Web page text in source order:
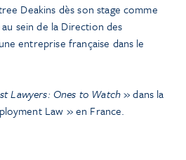
Deakins dès son stage comme
sein de la Direction des
entreprise française dans le
Lawyers: Ones to Watch» dans la
Law » en France.